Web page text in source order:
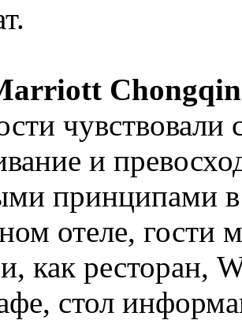
чувствовали
и
принципами в
отеле, гости
как ресторан,
стол